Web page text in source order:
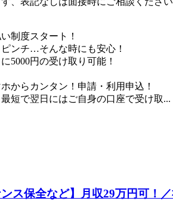
制度スタート！
ンチ…そんな時にも安心！
5000円の受け取り可能！
からカンタン！申請・利用申込！
最短で翌日にはご自身の口座で受け取...
ンス保全など】月収29万円可！